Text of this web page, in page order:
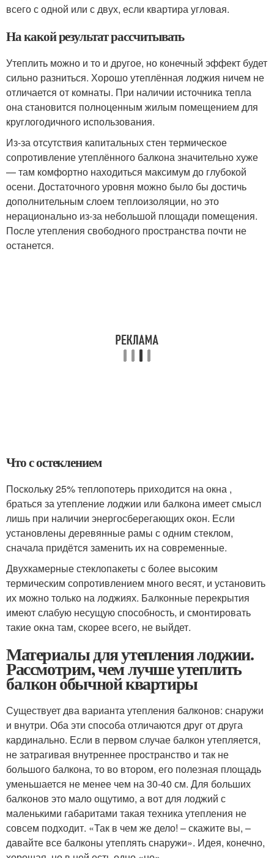
всего с одной или с двух, если квартира угловая.
На какой результат рассчитывать
Утеплить можно и то и другое, но конечный эффект будет
сильно разниться. Хорошо утеплённая лоджия ничем не
отличается от комнаты. При наличии источника тепла
она становится полноценным жилым помещением для
круглогодичного использования.
Из‑за отсутствия капитальных стен термическое
сопротивление утеплённого балкона значительно хуже
— там комфортно находиться максимум до глубокой
осени. Достаточного уровня можно было бы достичь
дополнительным слоем теплоизоляции, но это
нерационально из‑за небольшой площади помещения.
После утепления свободного пространства почти не
останется.
Что с остеклением
Поскольку 25% теплопотерь приходится на окна ,
браться за утепление лоджии или балкона имеет смысл
лишь при наличии энергосберегающих окон. Если
установлены деревянные рамы с одним стеклом,
сначала придётся заменить их на современные.
Двухкамерные стеклопакеты с более высоким
термическим сопротивлением много весят, и установить
их можно только на лоджиях. Балконные перекрытия
имеют слабую несущую способность, и смонтировать
такие окна там, скорее всего, не выйдет.
Материалы для утепления лоджии.
Рассмотрим, чем лучше утеплить
балкон обычной квартиры
Существует два варианта утепления балконов: снаружи
и внутри. Оба эти способа отличаются друг от друга
кардинально. Если в первом случае балкон утепляется,
не затрагивая внутреннее пространство и так не
большого балкона, то во втором, его полезная площадь
уменьшается не менее чем на 30-40 см. Для больших
балконов это мало ощутимо, а вот для лоджий с
маленькими габаритами такая техника утепления не
совсем подходит. «Так в чем же дело! – скажите вы, –
давайте все балконы утеплять снаружи». Идея, конечно,